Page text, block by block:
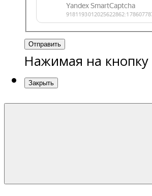
Отправить
Нажимая на
Закрыть